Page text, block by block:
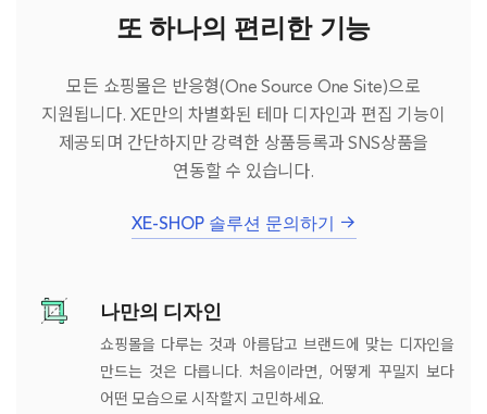
또 하나의 편리한 기능
모든 쇼핑몰은 반응형(One Source One Site)으로
지원됩니다. XE만의 차별화된 테마 디자인과 편집 기능이
제공되며 간단하지만 강력한 상품등록과 SNS상품을
연동할 수 있습니다.
XE-SHOP 솔루션 문의하기
나만의 디자인
쇼핑몰을 다루는 것과 아름답고 브랜드에 맞는 디자인을
만드는 것은 다릅니다. 처음이라면, 어떻게 꾸밀지 보다
어떤 모습으로 시작할지 고민하세요.